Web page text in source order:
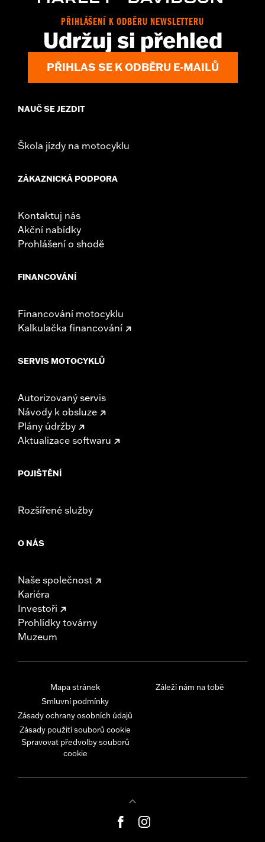
Installation Instructions
Sold In Units:Each
In the Box: Derby Cover, hardware and installation instructions
WARRANTY:,,,,,,,,,,,,,,,,,,,,,,,,,,,,,,,,,,,,,,,,,,,,,,,,,,,,,,,,,,,,,,,,,,,
Removing and installing engine covers may require
purchase of new gaskets. See dealer for information.
PŘIHLÁŠENÍ K ODBĚRU NEWSLETTERU
Udržuj si přehled
PŘIHLAS SE K ODBĚRU E-MAILŮ
NAUČ SE JEZDIT
Škola jízdy na motocyklu
ZÁKAZNICKÁ PODPORA
Kontaktuj nás
Akční nabídky
Prohlášení o shodě
FINANCOVÁNÍ
Financování motocyklu
Kalkulačka financování
SERVIS MOTOCYKLŮ
Autorizovaný servis
Návody k obsluze
Plány údržby
Aktualizace softwaru
POJIŠTĚNÍ
Rozšířené služby
O NÁS
Naše společnost
Kariéra
Investoři
Prohlídky továrny
Muzeum
Mapa stránek
Smluvní podmínky
Zásady ochrany osobních údajů
Zásady použití souborů cookie
Spravovat předvolby souborů
cookie
Záleží nám na tobě